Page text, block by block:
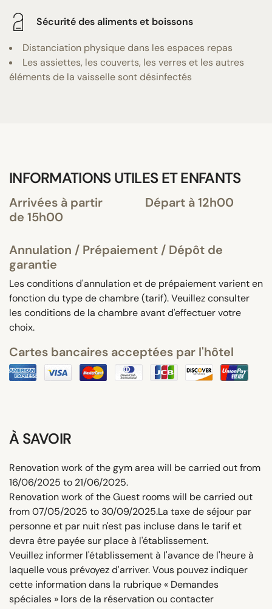
Sécurité des aliments et boissons
Distanciation physique dans les espaces repas
Les assiettes, les couverts, les verres et les autres
éléments de la vaisselle sont désinfectés
INFORMATIONS UTILES ET ENFANTS
Arrivées à partir
de 15h00
Départ à 12h00
Annulation / Prépaiement / Dépôt de
garantie
Les conditions d'annulation et de prépaiement varient en
fonction du type de chambre (tarif). Veuillez consulter
les conditions de la chambre avant d'effectuer votre
choix.
Cartes bancaires acceptées par l'hôtel
À SAVOIR
Renovation work of the gym area will be carried out from
16/06/2025 to 21/06/2025.
Renovation work of the Guest rooms will be carried out
from 07/05/2025 to 30/09/2025.La taxe de séjour par
personne et par nuit n'est pas incluse dans le tarif et
devra être payée sur place à l'établissement.
Veuillez informer l'établissement à l'avance de l'heure à
laquelle vous prévoyez d'arriver. Vous pouvez indiquer
cette information dans la rubrique « Demandes
spéciales » lors de la réservation ou contacter